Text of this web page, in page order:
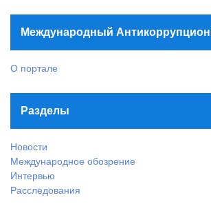
Международный
О портале
Разделы
Новости
Международное обозрение
Интервью
Расследования